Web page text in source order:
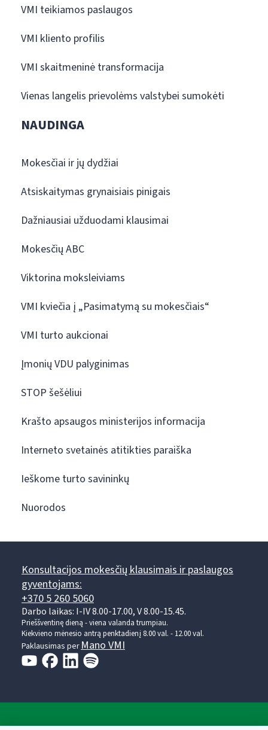
VMI teikiamos paslaugos
VMI kliento profilis
VMI skaitmeninė transformacija
Vienas langelis prievolėms valstybei sumokėti
NAUDINGA
Mokesčiai ir jų dydžiai
Atsiskaitymas grynaisiais pinigais
Dažniausiai užduodami klausimai
Mokesčių ABC
Viktorina moksleiviams
VMI kviečia į „Pasimatymą su mokesčiais“
VMI turto aukcionai
Įmonių VDU palyginimas
STOP šešėliui
Krašto apsaugos ministerijos informacija
Interneto svetainės atitikties paraiška
Ieškome turto savininkų
Nuorodos
Konsultacijos mokesčių klausimais ir paslaugos
gyventojams:
+370 5 260 5060
Darbo laikas: I-IV 8.00-17.00, V 8.00-15.45.
Prieššventinę dieną - viena valanda trumpiau.
Kiekvieno mėnesio antrą penktadienį 8.00 val. - 12.00 val.
Paklausimas per Mano VMI